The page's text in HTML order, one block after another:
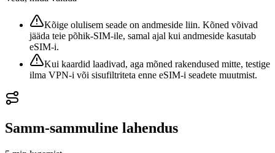
Kõige olulisem seade on andmeside liin. Kõned võivad
jääda teie põhik-SIM-ile, samal ajal kui andmeside kasutab
eSIM-i.
Kui kaardid laadivad, aga mõned rakendused mitte, testige
ilma VPN-i või sisufiltriteta enne eSIM-i seadete muutmist.
Samm-sammuline lahendus